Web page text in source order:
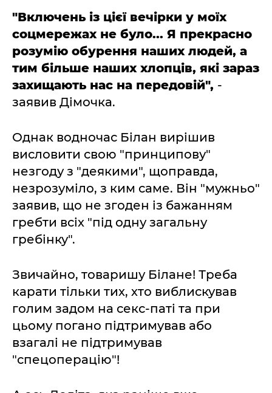
"Включень із цієї вечірки у моїх
соцмережах не було... Я прекрасно
розумію обурення наших людей, а
тим більше наших хлопців, які зараз
захищають нас на передовій", -
заявив Дімочка.
Однак водночас Білан вирішив
висловити свою "принципову"
незгоду з "деякими", щоправда,
незрозуміло, з ким саме. Він "мужньо"
заявив, що не згоден із бажанням
гребти всіх "під одну загальну
гребінку".
Звичайно, товаришу Білане! Треба
карати тільки тих, хто виблискував
голим задом на секс-паті та при
цьому погано підтримував або
взагалі не підтримував
"спецоперацію"!